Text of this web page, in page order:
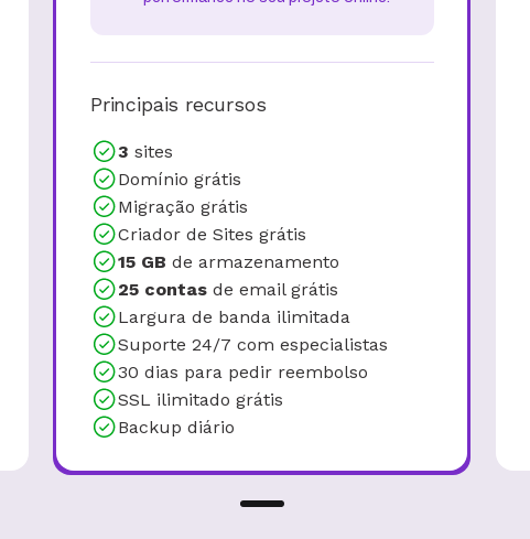
Principais recursos
3 sites
Domínio grátis
Migração grátis
Criador de Sites grátis
15 GB de armazenamento
25 contas de email grátis
Largura de banda ilimitada
Suporte 24/7 com especialistas
30 dias para pedir reembolso
SSL ilimitado grátis
Backup diário